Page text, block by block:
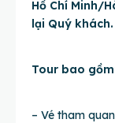
Hồ Chí Minh/
lại Quý khách.
Tour bao
– Vé tham